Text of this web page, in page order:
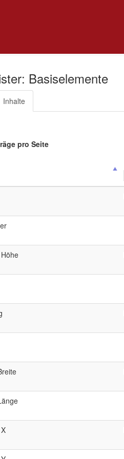
Basiselemente
Inhalte
pro Seite